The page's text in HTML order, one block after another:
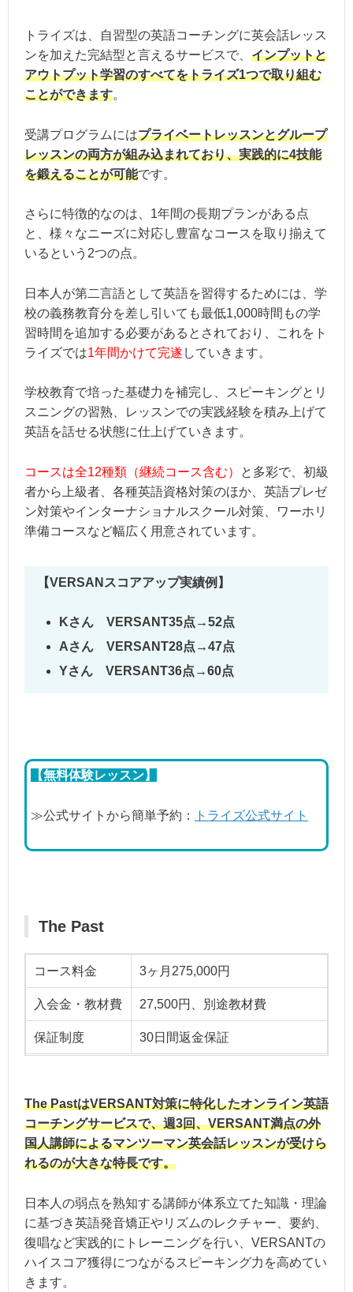
トライズは、自習型の英語コーチングに英会話レッス
ンを加えた完結型と言えるサービスで、 インプットと
アウトプット学習のすべてをトライズ1つで取り組む
ことができます。
受講プログラムにはプライベートレッスンとグループ
レッスンの両方が組み込まれており、実践的に4技能
を鍛えることが可能です。
さらに特徴的なのは、1年間の長期プランがある点
と、様々なニーズに対応し豊富なコースを取り揃えて
いるという2つの点。
日本人が第二言語として英語を習得するためには、学
校の義務教育分を差し引いても最低1,000時間もの学
習時間を追加する必要があるとされており、これをト
ライズでは1年間かけて完遂 していきます。
学校教育で培った基礎力を補完し、スピーキングとリ
スニングの習熟、レッスンでの実践経験を積み上げて
英語を話せる状態に仕上げていきます。
コースは全12種類（継続コース含む）
と多彩で、初級
者から上級者、各種英語資格対策のほか、英語プレゼ
ン対策やインターナショナルスクール対策、ワーホリ
準備コースなど幅広く用意されています。
【VERSANスコアアップ実績例】
Kさん VERSANT35点→52点
Aさん VERSANT28点→47点
Yさん VERSANT36点→60点
【無料体験レッスン】
≫公式サイトから簡単予約： トライズ公式サイト
The Past
コース料金 3ヶ月275,000円
入会金・教材費 27,500円、別途教材費
保証制度 30日間返金保証
The PastはVERSANT対策に特化したオンライン英語
コーチングサービスで、週3回、VERSANT満点の外
国人講師によるマンツーマン英会話レッスンが受けら
れるのが大きな特長です。
日本人の弱点を熟知する講師が体系立てた知識・理論
に基づき英語発音矯正やリズムのレクチャー、要約、
復唱など実践的にトレーニングを行い、VERSANTの
ハイスコア獲得につながるスピーキング力を高めてい
きます。